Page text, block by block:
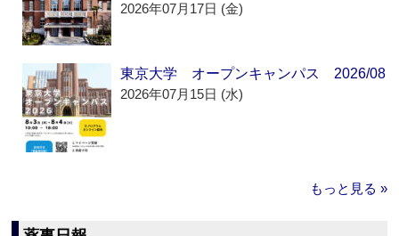
2026年07月17日 (金)
東京大学 オープンキャンパス 2026/08
2026年07月15日 (水)
もっと見る »